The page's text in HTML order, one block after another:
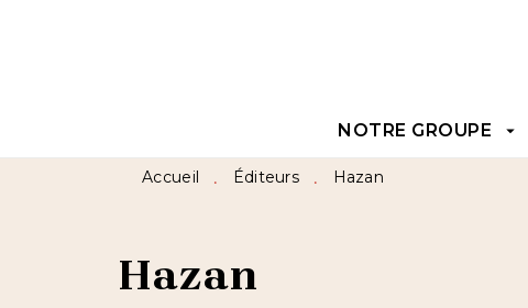
NOTRE GROUPE arrow_drop_down
Accueil • Éditeurs • Hazan
Hazan